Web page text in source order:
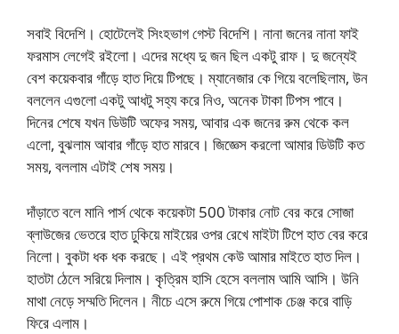
সবাই বিদেশি। হোটেলেই সিংহভাগ গেস্ট বিদেশি। নানা জনের নানা ফাই
ফরমাস লেগেই রইলো। এদের মধ্যে দু জন ছিল একটু রাফ। দু জন্যেই
বেশ কয়েকবার গাঁড়ে হাত দিয়ে টিপছে। ম্যানেজার কে গিয়ে বলেছিলাম, উন
বললেন এগুলো একটু আধটু সহ্য করে নিও, অনেক টাকা টিপস পাবে।
দিনের শেষে যখন ডিউটি অফের সময়, আবার এক জনের রুম থেকে কল
এলো, বুঝলাম আবার গাঁড়ে হাত মারবে। জিজ্ঞেস করলো আমার ডিউটি কত
সময়, বললাম এটাই শেষ সময়।
দাঁড়াতে বলে মানি পার্স থেকে কয়েকটা 500 টাকার নোট বের করে সোজা
ব্লাউজের ভেতরে হাত ঢুকিয়ে মাইয়ের ওপর রেখে মাইটা টিপে হাত বের করে
নিলো। বুকটা ধক ধক করছে। এই প্রথম কেউ আমার মাইতে হাত দিল।
হাতটা ঠেলে সরিয়ে দিলাম। কৃত্রিম হাসি হেসে বললাম আমি আসি। উনি
মাথা নেড়ে সম্মতি দিলেন। নীচে এসে রুমে গিয়ে পোশাক চেঞ্জ করে বাড়ি
ফিরে এলাম।